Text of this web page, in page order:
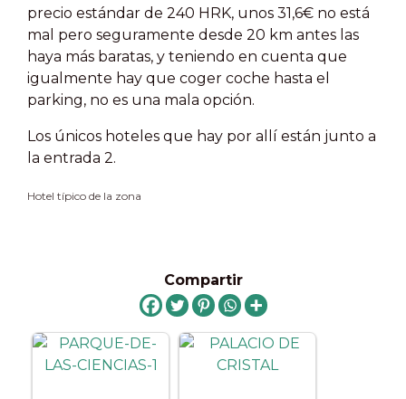
precio estándar de 240 HRK, unos 31,6€ no está
mal pero seguramente desde 20 km antes las
haya más baratas, y teniendo en cuenta que
igualmente hay que coger coche hasta el
parking, no es una mala opción.
Los únicos hoteles que hay por allí están junto a
la entrada 2.
Hotel típico de la zona
Compartir